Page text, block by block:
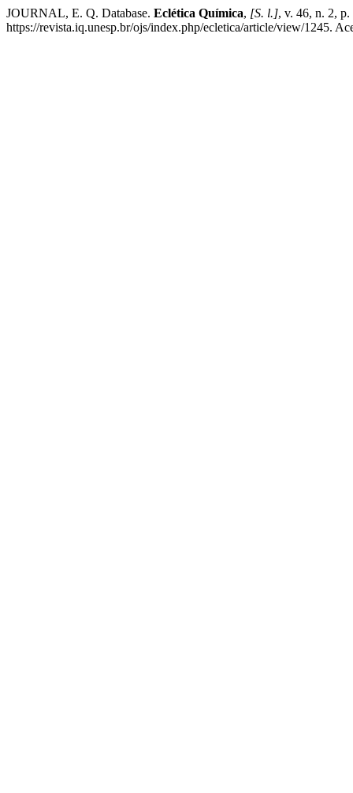
JOURNAL, E. Q. Database. Eclética Química, [S. l.], v. 46, n. 2,
https://revista.iq.unesp.br/ojs/index.php/ecletica/article/view/1245.